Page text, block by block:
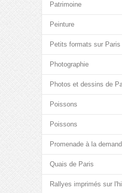
Patrimoine
Peinture
Petits formats sur Paris
Photographie
Photos et dessins de
Poissons
Poissons
Promenade à la
Quais de Paris
Rallyes imprimés sur